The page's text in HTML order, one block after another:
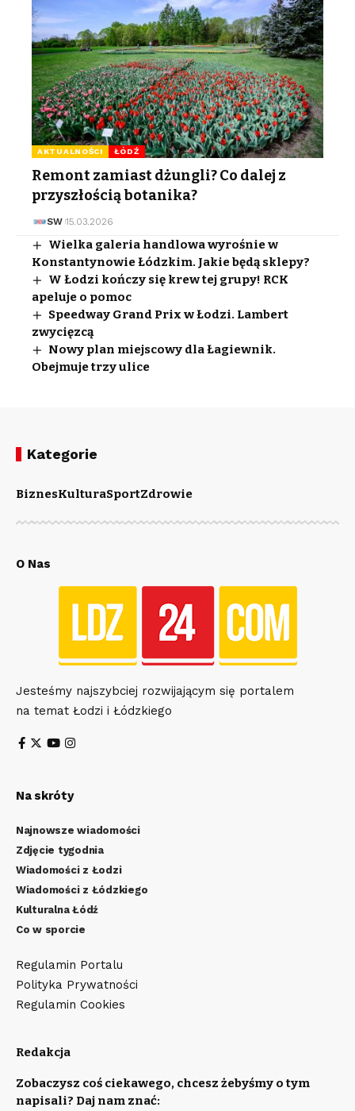
AKTUALNOŚCI ŁÓDŹ
Remont zamiast dżungli? Co dalej z
przyszłością botanika?
SW 15.03.2026
Wielka galeria handlowa wyrośnie w
Konstantynowie Łódzkim. Jakie będą sklepy?
W Łodzi kończy się krew tej grupy! RCK
apeluje o pomoc
Speedway Grand Prix w Łodzi. Lambert
zwycięzcą
Nowy plan miejscowy dla Łagiewnik.
Obejmuje trzy ulice
Kategorie
BiznesKulturaSportZdrowie
O Nas
Jesteśmy najszybciej rozwijającym się portalem
na temat Łodzi i Łódzkiego
Na skróty
Najnowsze wiadomości
Zdjęcie tygodnia
Wiadomości z Łodzi
Wiadomości z Łódzkiego
Kulturalna Łódź
Co w sporcie
Regulamin Portalu
Polityka Prywatności
Regulamin Cookies
Redakcja
Zobaczysz coś ciekawego, chcesz żebyśmy o tym
napisali? Daj nam znać: